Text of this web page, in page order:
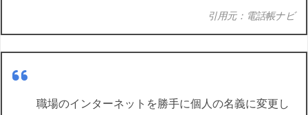
引用元：電話帳ナビ
職場のインターネットを勝手に個人の名義に変更し